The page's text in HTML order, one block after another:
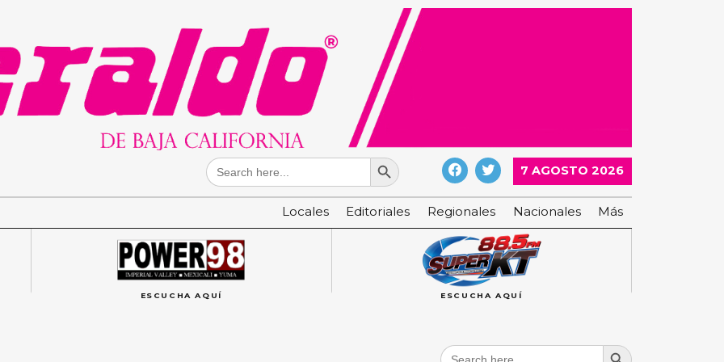
Search
for:
Search Button
7 AGOSTO 2026
Locales Editoriales Regionales Nacionales Más
ESCUCHA AQUÍ ESCUCHA AQUÍ
Search
Search Button